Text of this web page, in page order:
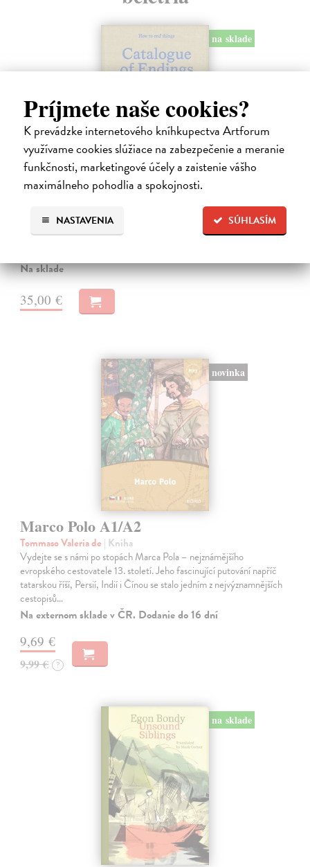
Príjmete naše cookies?
K prevádzke internetového kníhkupectva Artforum
využívame cookies slúžiace na zabezpečenie a meranie
funkčnosti, marketingové účely a zaistenie vášho
maximálneho pohodlia a spokojnosti.
SÚHLASÍM
NASTAVENIA
na sklade
Jenča Martin, Poliačiková Katarína
Endings come in every flavour. They can be quiet or explosive,
Na sklade
35,00 €
novinka
Marco Polo A1/A2
Tommaso Valeria de | Kniha
Vydejte se s námi po stopách Marca Pola – nejznámějšího
evropského cestovatele 13. století. Jeho fascinující putování napříč
tatarskou říší, Persií, Indií i Čínou se stalo jedním z nejvýznamnějších
cestopisů…
Na externom sklade v ČR. Dodanie do 16 dní
9,69 €
9,99 € ?
na sklade